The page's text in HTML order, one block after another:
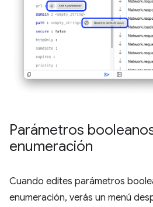
Parámetros
enumeración
Cuando edites parámetros
enumeración, verás un menú